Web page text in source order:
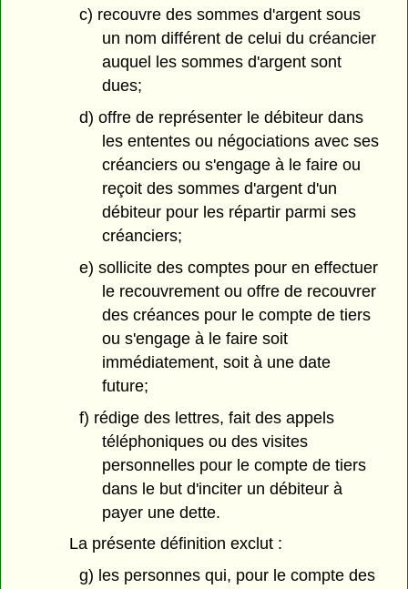
c) recouvre des sommes d'argent sous
un nom différent de celui du créancier
auquel les sommes d'argent sont
dues;
d) offre de représenter le débiteur dans
les ententes ou négociations avec ses
créanciers ou s'engage à le faire ou
reçoit des sommes d'argent d'un
débiteur pour les répartir parmi ses
créanciers;
e) sollicite des comptes pour en effectuer
le recouvrement ou offre de recouvrer
des créances pour le compte de tiers
ou s'engage à le faire soit
immédiatement, soit à une date
future;
f) rédige des lettres, fait des appels
téléphoniques ou des visites
personnelles pour le compte de tiers
dans le but d'inciter un débiteur à
payer une dette.
La présente définition exclut :
g) les personnes qui, pour le compte des